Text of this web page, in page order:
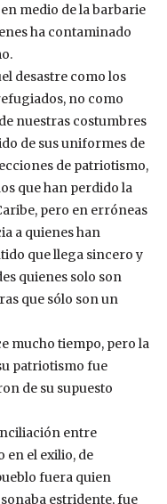
medio de la barbarie
ha contaminado
desastre como los
no como
nuestras costumbres
de sus uniformes de
de patriotismo,
que han perdido la
pero en erróneas
a quienes han
que llega sincero y
quienes solo son
que sólo son un
mucho tiempo, pero la
patriotismo fue
de su supuesto
entre
en el exilio, de
fuera quien
estridente, fue